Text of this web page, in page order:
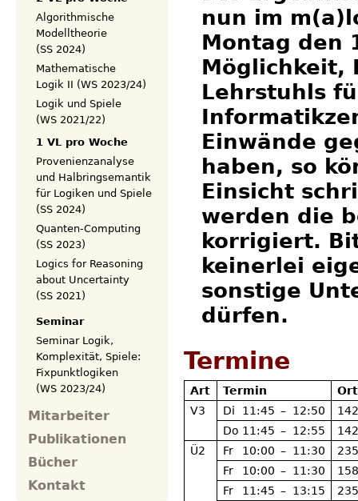
nun im
Montag den
Möglichkeit,
Lehrstuhls
Einwände
haben, so
Einsicht
werden die
korrigiert.
keinerlei
sonstige
dürfen.
Termine
Art Termin
Ort
V3
Di 11:45 – 12:50
Do 11:45 – 12:55
Ü2
Fr 10:00 – 11:30
Fr
10:00 – 11:30
Fr
11:45 – 13:15
Algorithmische
Modelltheorie
(SS 2024)
Mathematische
Logik II (WS 2023/24)
Logik und Spiele
(WS 2021/22)
1 VL pro Woche
Provenienzanalyse
und Halbringsemantik
für Logiken und Spiele
(SS 2024)
Quanten-Computing
(SS 2023)
Logics for Reasoning
about Uncertainty
(SS 2021)
Seminar
Seminar Logik,
Komplexität, Spiele:
Fixpunktlogiken
(WS 2023/24)
Mitarbeiter
Publikationen
Bücher
Kontakt